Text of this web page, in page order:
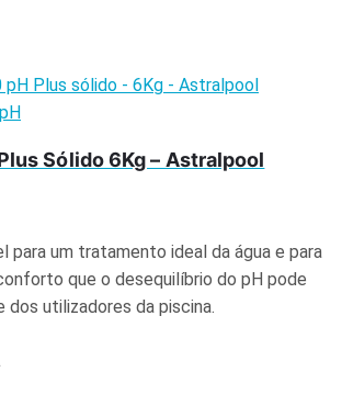
Sólido 6Kg – Astralpool
para um tratamento ideal da água e para
que o desequilíbrio do pH pode
dos utilizadores da piscina.